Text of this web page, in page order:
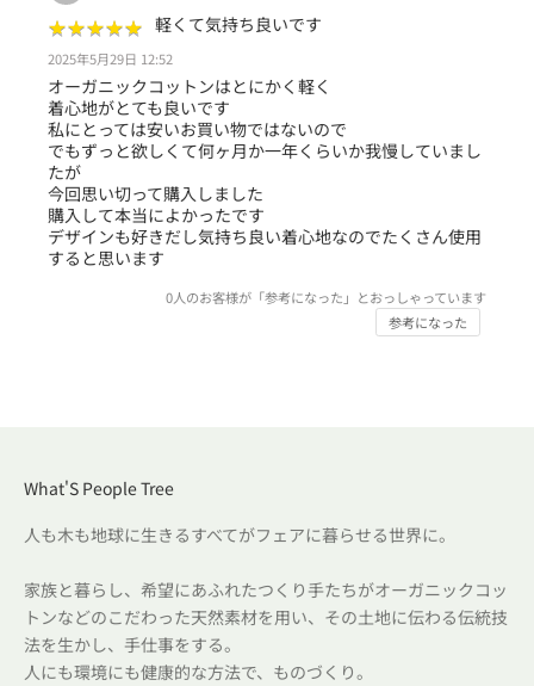
★★★★★
★★★★★ 軽くて気持ち良いです
2025年5月29日 12:52
オーガニックコットンはとにかく軽く
着心地がとても良いです
私にとっては安いお買い物ではないので
でもずっと欲しくて何ヶ月か一年くらいか我慢していまし
たが
今回思い切って購入しました
購入して本当によかったです
デザインも好きだし気持ち良い着心地なのでたくさん使用
すると思います
0人のお客様が「参考になった」とおっしゃっています
参考になった
What'S People Tree
人も木も地球に生きるすべてがフェアに暮らせる世界に。
家族と暮らし、希望にあふれたつくり手たちがオーガニックコッ
トンなどのこだわった天然素材を用い、その土地に伝わる伝統技
法を生かし、手仕事をする。
人にも環境にも健康的な方法で、ものづくり。